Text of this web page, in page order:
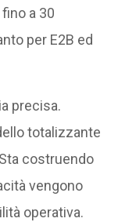
a 30
per E2B ed
precisa.
totalizzante
costruendo
vengono
operativa.